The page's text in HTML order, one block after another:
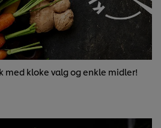
med kloke valg og enkle midler!